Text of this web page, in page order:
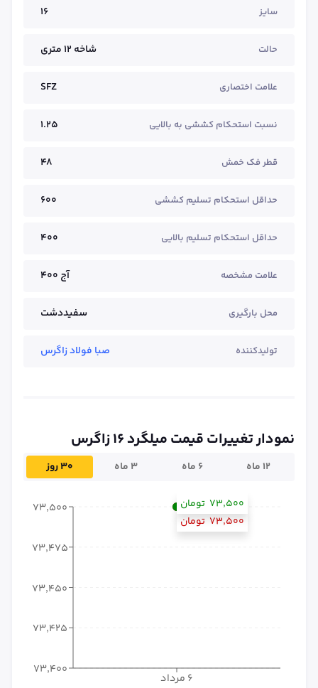
سایز 16
حالت شاخه ۱۲ متری
علامت اختصاری SFZ
نسبت استحکام کششی به بالایی 1.25
قطر فک خمش 48
حداقل استحکام تسلیم کششی 600
حداقل استحکام تسلیم بالایی 400
علامت مشخصه آج ۴۰۰
محل بارگیری سفیددشت
تولیدکننده صبا فولاد زاگرس
نمودار تغییرات قیمت میلگرد ۱۶ زاگرس
۱۲ ماه ۶ ماه ۳ ماه ۳۰ روز
۶ مرداد
۷۳٬۴۰۰
۷۳٬۴۲۵
۷۳٬۴۵۰
۷۳٬۴۷۵
۷۳٬۵۰۰
۷۳٬۵۰۰ تومان
۷۳٬۵۰۰ تومان